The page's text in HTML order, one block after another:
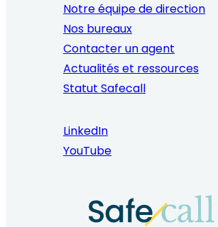
Notre équipe de direction
Nos bureaux
Contacter un agent
Actualités et ressources
Statut Safecall
LinkedIn
YouTube